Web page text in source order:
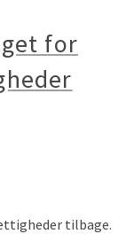
for
tilbage.